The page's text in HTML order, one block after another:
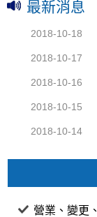
最新消息
2018-10-18
2018-10-17
2018-10-16
2018-10-15
2018-10-14
營業、變更